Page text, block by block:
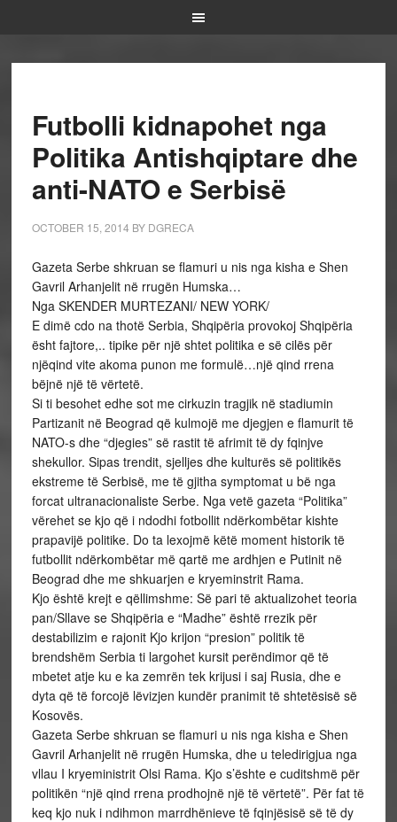
Futbolli kidnapohet nga
Politika Antishqiptare dhe
anti-NATO e Serbisë
OCTOBER 15, 2014 BY DGRECA
Gazeta Serbe shkruan se flamuri u nis nga kisha e Shen
Gavril Arhanjelit në rrugën Humska…
Nga SKENDER MURTEZANI/ NEW YORK/
E dimë cdo na thotë Serbia, Shqipëria provokoj Shqipëria
ësht fajtore,.. tipike për një shtet politika e së cilës për
njëqind vite akoma punon me formulë…një qind rrena
bëjnë një të vërtetë.
Si ti besohet edhe sot me cirkuzin tragjik në stadiumin
Partizanit në Beograd që kulmojë me djegjen e flamurit të
NATO-s dhe “djegies” së rastit të afrimit të dy fqinjve
shekullor. Sipas trendit, sjelljes dhe kulturës së politikës
ekstreme të Serbisë, me të gjitha symptomat u bë nga
forcat ultranacionaliste Serbe. Nga vetë gazeta “Politika”
vërehet se kjo që i ndodhi fotbollit ndërkombëtar kishte
prapavijë politike. Do ta lexojmë këtë moment historik të
futbollit ndërkombëtar më qartë me ardhjen e Putinit në
Beograd dhe me shkuarjen e kryeminstrit Rama.
Kjo është krejt e qëllimshme: Së pari të aktualizohet teoria
pan/Sllave se Shqipëria e “Madhe” është rrezik për
destabilizim e rajonit Kjo krijon “presion” politik të
brendshëm Serbia ti largohet kursit perëndimor që të
mbetet atje ku e ka zemrën tek krijusi i saj Rusia, dhe e
dyta që të forcojë lëvizjen kundër pranimit të shtetësisë së
Kosovës.
Gazeta Serbe shkruan se flamuri u nis nga kisha e Shen
Gavril Arhanjelit në rrugën Humska, dhe u teledirigjua nga
vllau I kryeministrit Olsi Rama. Kjo s’ështe e cuditshmë për
politikën “një qind rrena prodhojnë një të vërtetë”. Për fat të
keq kjo nuk i ndihmon marrdhënieve të fqinjësisë së të dy